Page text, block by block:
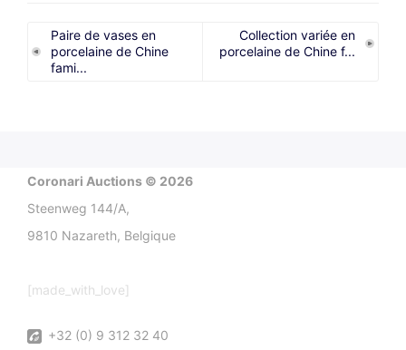
Paire de vases en
porcelaine de Chine
fami...
Collection variée en
porcelaine de Chine f...
Coronari Auctions © 2026
Steenweg 144/A,
9810 Nazareth, Belgique
[made_with_love]
+32 (0) 9 312 32 40